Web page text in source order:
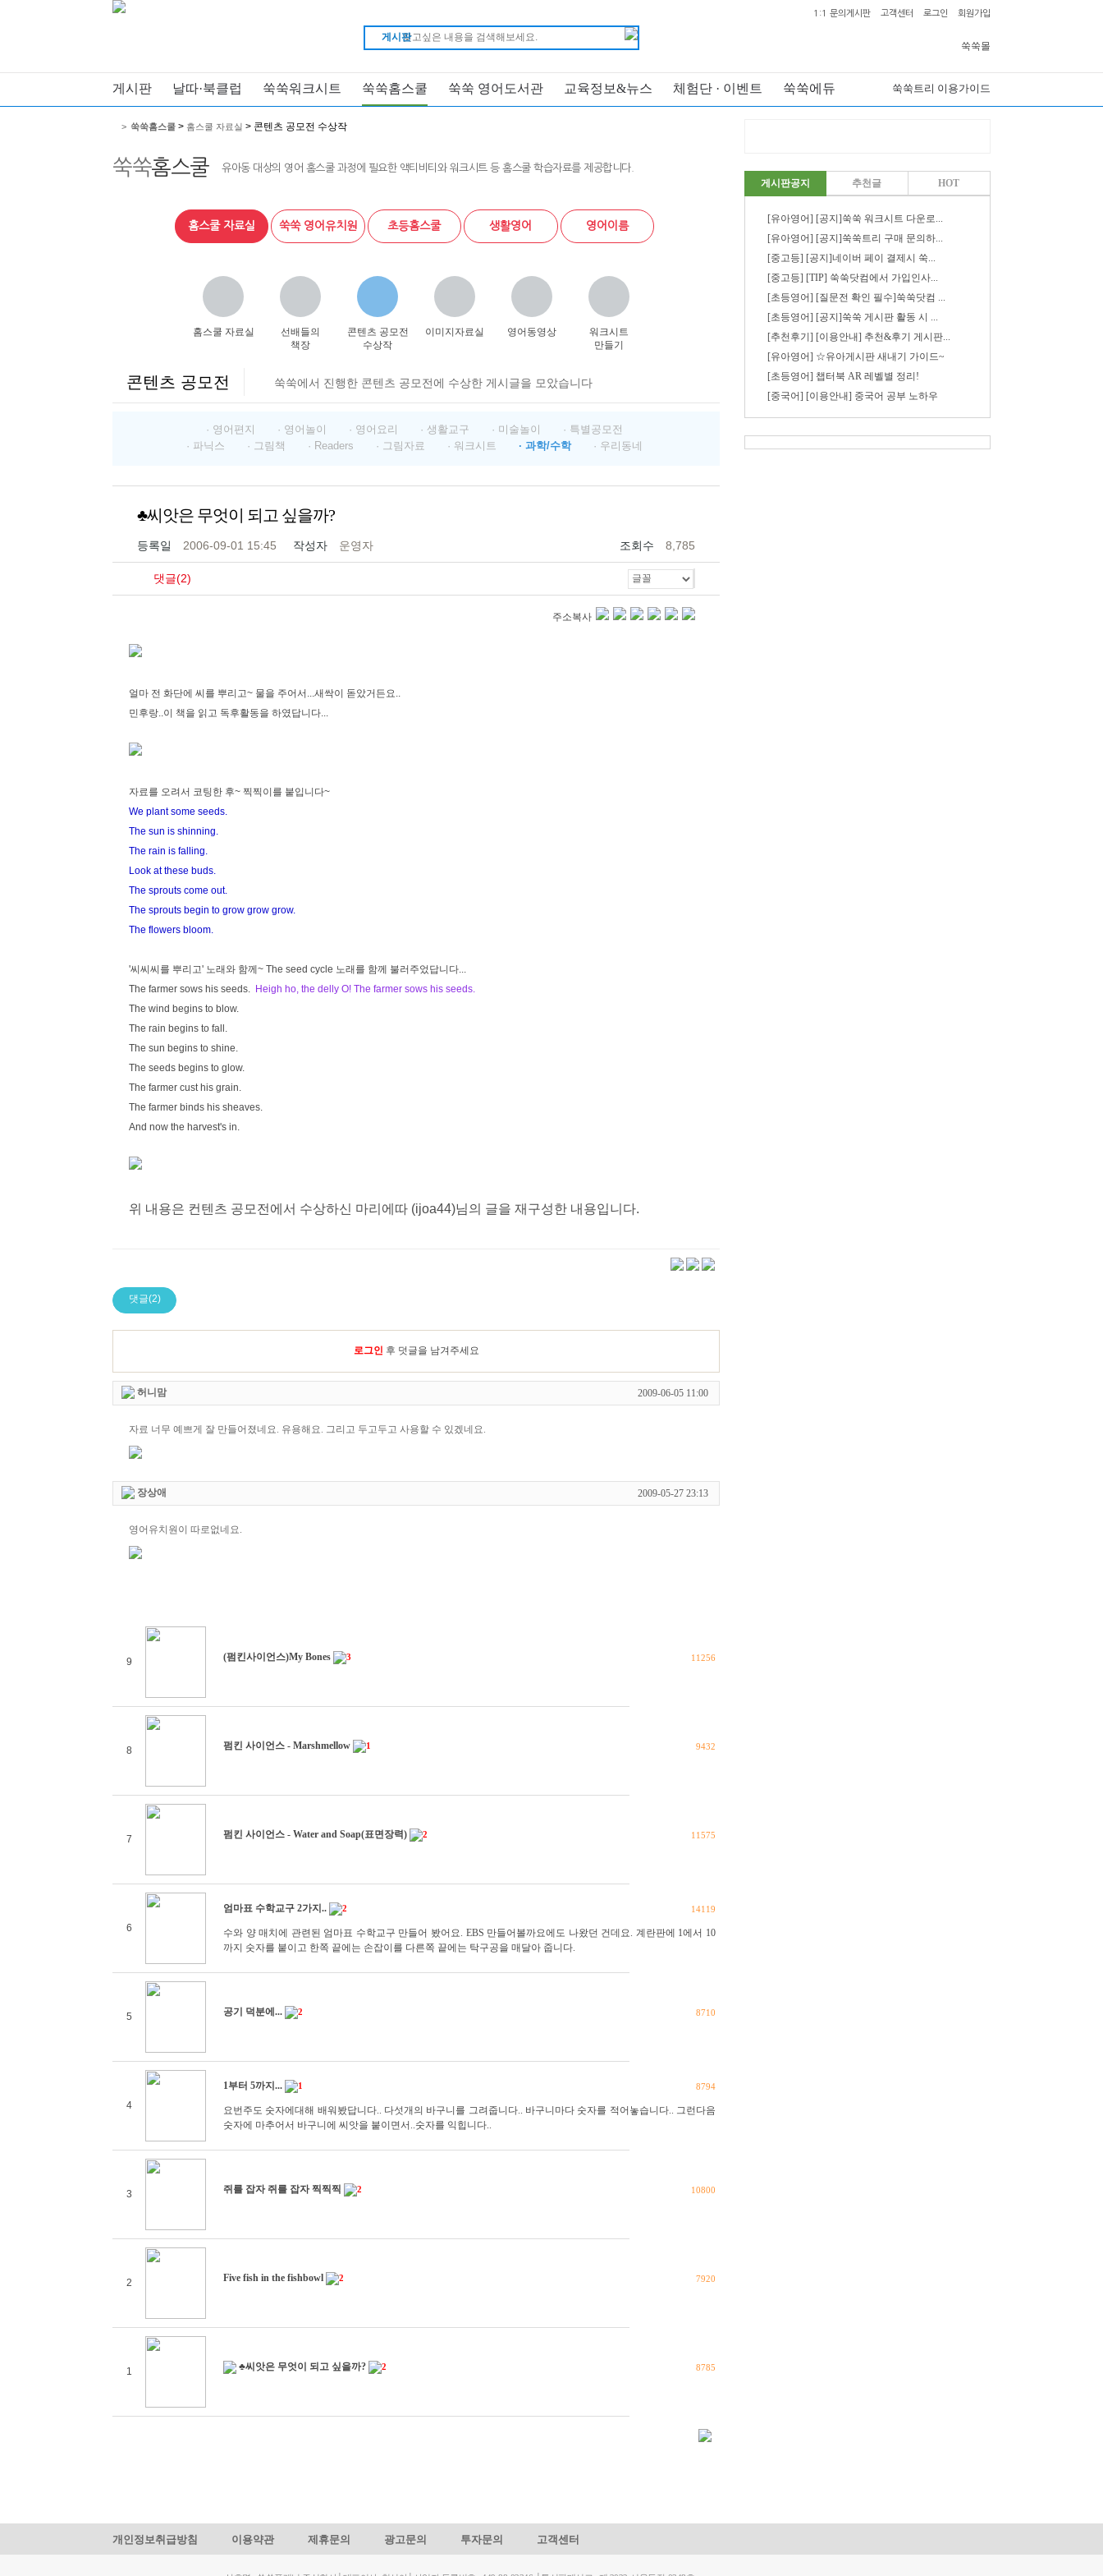
게시판
1:1 문의게시판 고객센터 로그인 회원가입
쑥쑥몰
게시판 날따·북클럽 쑥쑥워크시트 쑥쑥홈스쿨 쑥쑥 영어도서관 교육정보&뉴스 체험단 · 이벤트 쑥쑥에듀 쑥쑥트리 이용가이드
쑥쑥홈스쿨 유아동 대상의 영어 홈스쿨 과정에 필요한 액티비티와 워크시트 등 홈스쿨 학습자료를 제공합니다.
> 쑥쑥홈스쿨 > 홈스쿨 자료실 > 콘텐츠 공모전 수상작
홈스쿨 자료실 쑥쑥 영어유치원 초등홈스쿨 생활영어 영어이름
홈스쿨 자료실
선배들의
책장
콘텐츠 공모전
수상작
이미지자료실 영어동영상
워크시트
만들기
콘텐츠 공모전 쑥쑥에서 진행한 콘텐츠 공모전에 수상한 게시글을 모았습니다
· 영어편지 · 영어놀이 · 영어요리 · 생활교구 · 미술놀이
· 특별공모전
· 파닉스
· 그림책 · Readers · 그림자료 · 워크시트 · 과학/수학 · 우리동네
♣씨앗은 무엇이 되고 싶을까?
등록일 2006-09-01 15:45 작성자 운영자 조회수 8,785
댓글(2)
주소복사
얼마 전 화단에 씨를 뿌리고~ 물을 주어서...새싹이 돋았거든요..
민후랑..이 책을 읽고 독후활동을 하였답니다...
자료를 오려서 코팅한 후~ 찍찍이를 붙입니다~
We plant some seeds.
The sun is shinning.
The rain is falling.
Look at these buds.
The sprouts come out.
The sprouts begin to grow grow grow.
The flowers bloom.
'씨씨씨를 뿌리고' 노래와 함께~ The seed cycle 노래를 함께 불러주었답니다...
The farmer sows his seeds. Heigh ho, the delly O! The farmer sows his seeds.
The wind begins to blow.
The rain begins to fall.
The sun begins to shine.
The seeds begins to glow.
The farmer cust his grain.
The farmer binds his sheaves.
And now the harvest's in.
위 내용은 컨텐츠 공모전에서 수상하신 마리에따 (ijoa44)님의 글을 재구성한 내용입니다.
댓글(2)
로그인 후 덧글을 남겨주세요
허니맘 2009-06-05 11:00
자료 너무 예쁘게 잘 만들어졌네요. 유용해요. 그리고 두고두고 사용할 수 있겠네요.
장상애 2009-05-27 23:13
영어유치원이 따로없네요.
9 (펌킨사이언스)My Bones 3 11256
8 펌킨 사이언스 - Marshmellow 1 9432
7 펌킨 사이언스 - Water and Soap(표면장력) 2 11575
6
엄마표 수학교구 2가지.. 2 14119
수와 양 매치에 관련된 엄마표 수학교구 만들어 봤어요. EBS 만들어볼까요에도 나왔던 건데요. 계란판에 1에서 10
까지 숫자를 붙이고 한쪽 끝에는 손잡이를 다른쪽 끝에는 탁구공을 매달아 줍니다.
5 공기 덕분에... 2 8710
4
1부터 5까지... 1 8794
요번주도 숫자에대해 배워봤답니다.. 다섯개의 바구니를 그려줍니다.. 바구니마다 숫자를 적어놓습니다.. 그런다음
숫자에 마추어서 바구니에 씨앗을 붙이면서..숫자를 익힙니다..
3 쥐를 잡자 쥐를 잡자 찍찍찍 2 10800
2 Five fish in the fishbowl 2 7920
1 ♣씨앗은 무엇이 되고 싶을까? 2 8785
게시판공지 추천글 HOT
[유아영어] [공지]쑥쑥 워크시트 다운로...
[유아영어] [공지]쑥쑥트리 구매 문의하...
[중고등] [공지]네이버 페이 결제시 쑥...
[중고등] [TIP] 쑥쑥닷컴에서 가입인사...
[초등영어] [질문전 확인 필수]쑥쑥닷컴 ...
[초등영어] [공지]쑥쑥 게시판 활동 시 ...
[추천후기] [이용안내] 추천&후기 게시판...
[유아영어] ☆유아게시판 새내기 가이드~
[초등영어] 챕터북 AR 레벨별 정리!
[중국어] [이용안내] 중국어 공부 노하우
개인정보취급방침 이용약관 제휴문의 광고문의 투자문의 고객센터